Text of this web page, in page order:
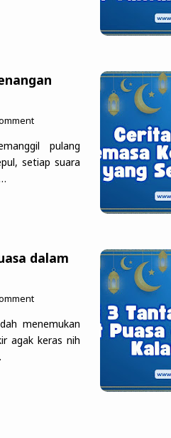
pulang
setiap suara
dalam
menemukan
agak keras nih